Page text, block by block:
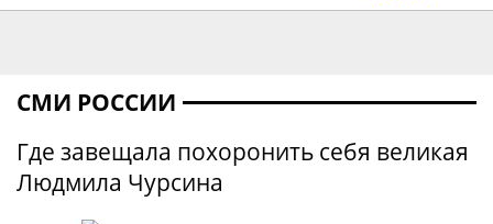
СМИ РОССИИ
Где завещала похоронить себя великая
Людмила Чурсина